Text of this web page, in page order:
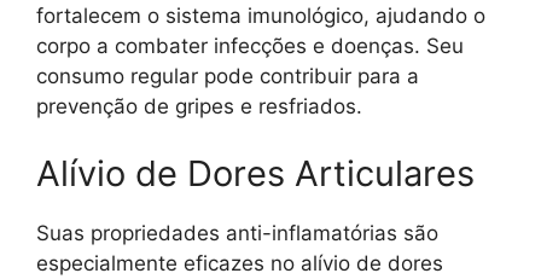
fortalecem o sistema imunológico, ajudando o
corpo a combater infecções e doenças. Seu
consumo regular pode contribuir para a
prevenção de gripes e resfriados.
Alívio de Dores Articulares
Suas propriedades anti-inflamatórias são
especialmente eficazes no alívio de dores